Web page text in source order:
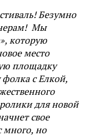
Безумно
Мы
которую
место
площадку
с Елкой,
для новой
свое
много, но